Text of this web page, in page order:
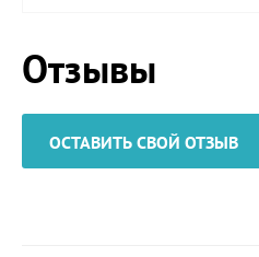
Отзывы
ОСТАВИТЬ СВОЙ ОТЗЫВ